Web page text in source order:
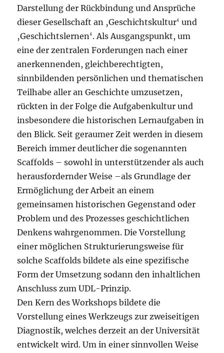
Darstellung der Rückbindung und Ansprüche
dieser Gesellschaft an ‚Geschichtskultur‘ und
‚Geschichtslernen‘. Als Ausgangspunkt, um
eine der zentralen Forderungen nach einer
anerkennenden, gleichberechtigten,
sinnbildenden persönlichen und thematischen
Teilhabe aller an Geschichte umzusetzen,
rückten in der Folge die Aufgabenkultur und
insbesondere die historischen Lernaufgaben in
den Blick. Seit geraumer Zeit werden in diesem
Bereich immer deutlicher die sogenannten
Scaffolds – sowohl in unterstützender als auch
herausfordernder Weise –als Grundlage der
Ermöglichung der Arbeit an einem
gemeinsamen historischen Gegenstand oder
Problem und des Prozesses geschichtlichen
Denkens wahrgenommen. Die Vorstellung
einer möglichen Strukturierungsweise für
solche Scaffolds bildete als eine spezifische
Form der Umsetzung sodann den inhaltlichen
Anschluss zum UDL-Prinzip.
Den Kern des Workshops bildete die
Vorstellung eines Werkzeugs zur zweiseitigen
Diagnostik, welches derzeit an der Universität
entwickelt wird. Um in einer sinnvollen Weise